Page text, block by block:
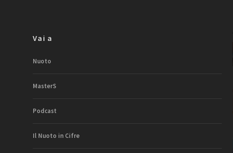
Vai a
Nuoto
MasterS
Podcast
Il Nuoto in Cifre